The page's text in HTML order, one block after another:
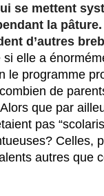
se mettent
la
d’autres
si elle a
le programme
de
que par
pas
Celles,
autres que